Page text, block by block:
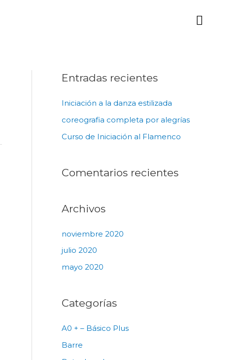
Entradas recientes
Iniciación a la danza estilizada
coreografia completa por alegrías
Curso de Iniciación al Flamenco
Comentarios recientes
Archivos
noviembre 2020
julio 2020
mayo 2020
Categorías
A0 + – Básico Plus
Barre